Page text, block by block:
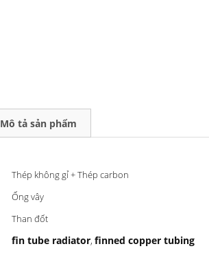
Mô tả sản phẩm
Thép không gỉ + Thép carbon
Ống vây
Than đốt
fin tube radiator, finned copper tubing